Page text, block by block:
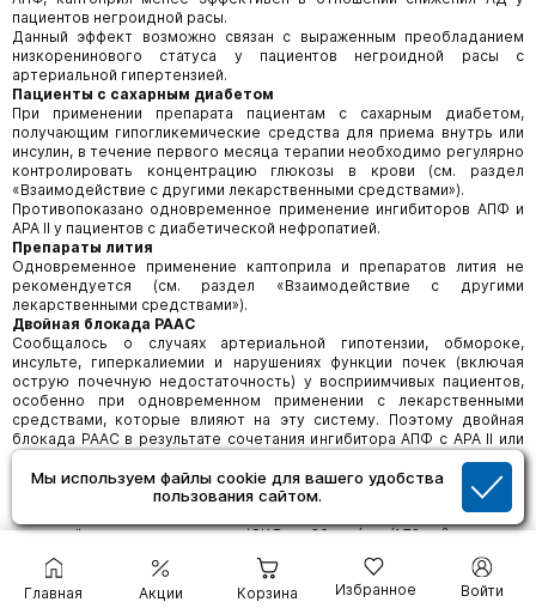
Мы используем файлы cookie для вашего удобства
пользования сайтом.
Главная Акции Корзина Избранное Войти
пациентов негроидной расы.
Данный эффект возможно связан с выраженным преобладанием
низкоренинового статуса у пациентов негроидной расы с
артериальной гипертензией.
Пациенты с сахарным диабетом
При применении препарата пациентам с сахарным диабетом,
получающим гипогликемические средства для приема внутрь или
инсулин, в течение первого месяца терапии необходимо регулярно
контролировать концентрацию глюкозы в крови (см. раздел
«Взаимодействие с другими лекарственными средствами»).
Противопоказано одновременное применение ингибиторов АПФ и
АРА II у пациентов с диабетической нефропатией.
Препараты лития
Одновременное применение каптоприла и препаратов лития не
рекомендуется (см. раздел «Взаимодействие с другими
лекарственными средствами»).
Двойная блокада РААС
Сообщалось о случаях артериальной гипотензии, обмороке,
инсульте, гиперкалиемии и нарушениях функции почек (включая
острую почечную недостаточность) у восприимчивых пациентов,
особенно при одновременном применении с лекарственными
средствами, которые влияют на эту систему. Поэтому двойная
блокада РААС в результате сочетания ингибитора АПФ с АРА II или
алискиреном не рекомендуется.
Одновременное применение ингибиторов АПФ с лекарственными
средствами, содержащими алискирен, противопоказано у
пациентов с сахарным диабетом и/или с умеренной или тяжелой
почечной недостаточностью (СКФ < 60 мл/мин/1,73 м² площади
поверхности тела) (см. разделы «Противопоказания» и
«Взаимодействие с другими лекарственными средства­ми»).
Одновременное применение ингибиторов АПФ и АРА II